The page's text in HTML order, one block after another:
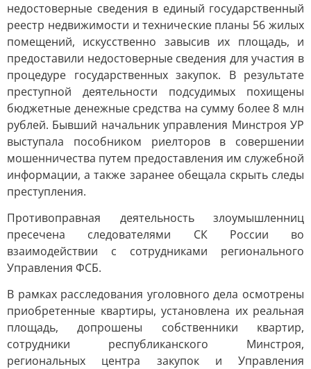
недостоверные сведения в единый государственный
реестр недвижимости и технические планы 56 жилых
помещений, искусственно завысив их площадь, и
предоставили недостоверные сведения для участия в
процедуре государственных закупок. В результате
преступной деятельности подсудимых похищены
бюджетные денежные средства на сумму более 8 млн
рублей. Бывший начальник управления Минстроя УР
выступала пособником риелторов в совершении
мошенничества путем предоставления им служебной
информации, а также заранее обещала скрыть следы
преступления.
Противоправная деятельность злоумышленниц
пресечена следователями СК России во
взаимодействии с сотрудниками регионального
Управления ФСБ.
В рамках расследования уголовного дела осмотрены
приобретенные квартиры, установлена их реальная
площадь, допрошены собственники квартир,
сотрудники республиканского Минстроя,
региональных центра закупок и Управления